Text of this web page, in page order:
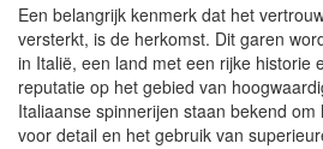
Een belangrijk kenmerk dat het
versterkt, is de herkomst. Dit garen
in Italië, een land met een rijke historie
reputatie op het gebied van
Italiaanse spinnerijen staan bekend
voor detail en het gebruik van